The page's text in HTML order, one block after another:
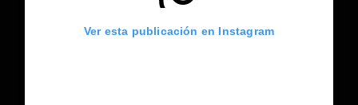
Ver esta publicación en Instagram